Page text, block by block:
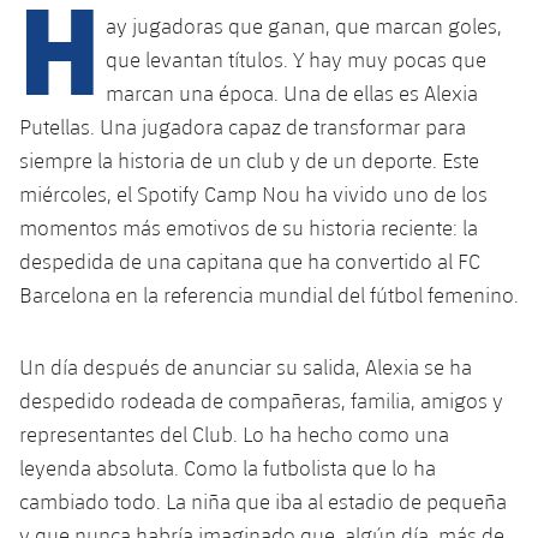
Instalaciones
Spotify Camp Nou
Palau Blaugrana
Barça Cafe
Ciutat Esportiva
La Masia
plusicon
más
plusicon
más
SUB12
SUB11 A
SUB11 B
SUB10 A
SUB9 A
SUB9 B
SUB8 A
SUB13 B
SUB12 C
SUB11 C
Entradas
Gameday Shows
Resultados
Clasificación
Jugadores
Fotos
Historia
Palmarés
Base
Barça Atlètic
Junior
Cadete A
Cadete B
Infantil A
Infantil B
Mini
Campus Verano
PLUSICON
MÁS
Primer Equipo
Actualidad
Calendario
Resultados
Clasificaciones
Jugadores
Barça Atlètic
Actualidad
Resultados
Clasificaciones
Jugadores
Base
Juvenil
Cadete A
Cadete B
PLUSICON
MÁS
Primer equipo
plusicon
más
Actualidad
Calendario
Barça Atlètic
plusicon
más
Actualidad
H ay jugadoras que ganan, que marcan goles,
que levantan títulos. Y hay muy pocas que
marcan una época. Una de ellas es Alexia
Putellas. Una jugadora capaz de transformar para
siempre la historia de un club y de un deporte. Este
miércoles, el Spotify Camp Nou ha vivido uno de los
momentos más emotivos de su historia reciente: la
despedida de una capitana que ha convertido al FC
Barcelona en la referencia mundial del fútbol femenino.
Un día después de anunciar su salida, Alexia se ha
despedido rodeada de compañeras, familia, amigos y
representantes del Club. Lo ha hecho como una
leyenda absoluta. Como la futbolista que lo ha
cambiado todo. La niña que iba al estadio de pequeña